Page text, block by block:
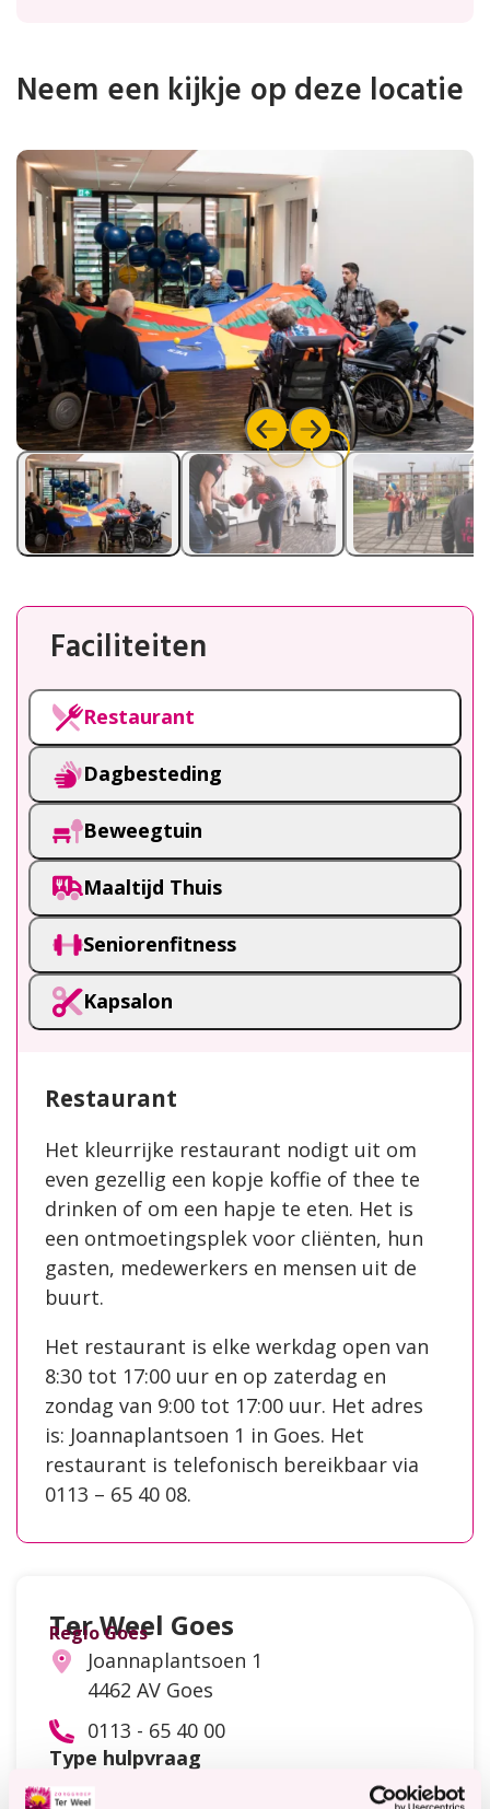
Neem een kijkje op deze locatie
Faciliteiten
Restaurant
Dagbesteding
Beweegtuin
Maaltijd Thuis
Seniorenfitness
Kapsalon
Restaurant
Het kleurrijke restaurant nodigt uit om
even gezellig een kopje koffie of thee te
drinken of om een hapje te eten. Het is
een ontmoetingsplek voor cliënten, hun
gasten, medewerkers en mensen uit de
buurt.
Het restaurant is elke werkdag open van
8:30 tot 17:00 uur en op zaterdag en
zondag van 9:00 tot 17:00 uur. Het adres
is: Joannaplantsoen 1 in Goes. Het
restaurant is telefonisch bereikbaar via
0113 – 65 40 08.
Ter Weel Goes
Regio Goes
Joannaplantsoen 1
4462 AV Goes
0113 - 65 40 00
Type hulpvraag
Dementie